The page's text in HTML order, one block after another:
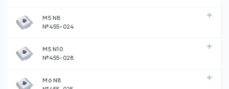
М5 N8
№455-024
М5 N10
№455-028
М6 N8